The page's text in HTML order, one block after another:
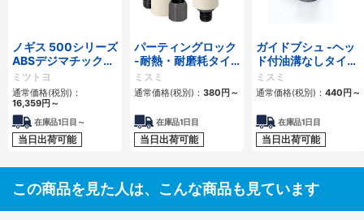
ノギス 500シリーズ
ABSデジマチックキ
ャリパ CD-AX
ミツトヨ
通常価格(税別)：
16,359円～
在庫品1日目～
当日出荷可能
パーティングロック
-耐熱・耐磨耗タイ
プ-
ミスミ
通常価格(税別)： 380円～
在庫品1日目
当日出荷可能
ガイドブシュ -ヘッ
ド付油溝なしタイ
プ-
ミスミ
通常価格(税別)： 440円～
在庫品1日目
当日出荷可能
この商品を見た人は、こんな商品も見ています